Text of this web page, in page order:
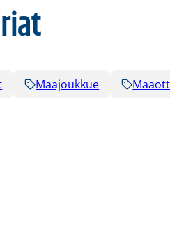
Maajoukkue